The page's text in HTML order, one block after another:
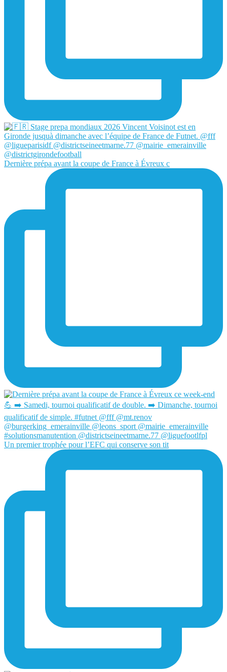
Dernière prépa avant la coupe de France à Évreux c
Un premier trophée pour l’EFC qui conserve son tit